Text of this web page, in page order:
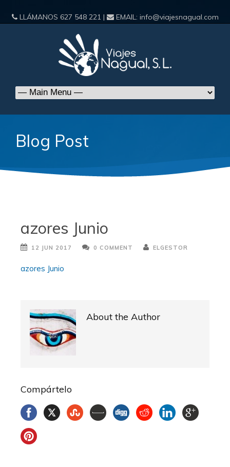
LLÁMANOS 627 548 221| EMAIL: info@viajesnagual.com
Blog Post
azores Junio
12 JUN 2017 0 COMMENT ELGESTOR
azores Junio
About the Author
Compártelo